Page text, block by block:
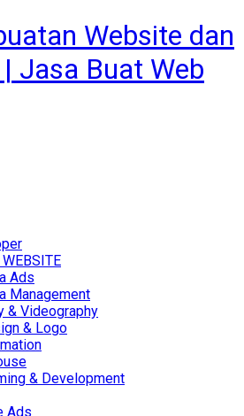
Ads
Management
& Videography
& Logo
& Development
Ads